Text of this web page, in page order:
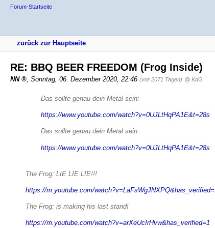
Forum-Startseite
zurück zur Hauptseite
RE: BBQ BEER FREEDOM (Frog Inside)
NN , Sonntag, 06. Dezember 2020, 22:46 (vor 2071 Tagen) @ KdG
Das sollte genau dein Metal sein:
https://www.youtube.com/watch?v=0UJLtHqPA1E&t=28s
Das sollte genau dein Metal sein:
https://www.youtube.com/watch?v=0UJLtHqPA1E&t=28s
The Frog: LIE LIE LIE!!!
https://m.youtube.com/
The Frog: is making his last stand!
https://m.youtube.com/watch?v=arXeUcIrHvw&has_verified=1